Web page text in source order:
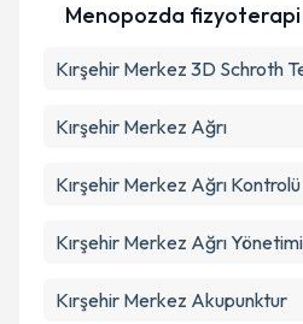
Menopozda fizyoterapi
Kırşehir Merkez 3D Schroth
Kırşehir Merkez Ağrı
Kırşehir Merkez Ağrı Kontrolü
Kırşehir Merkez Ağrı Yönetimi
Kırşehir Merkez Akupunktur